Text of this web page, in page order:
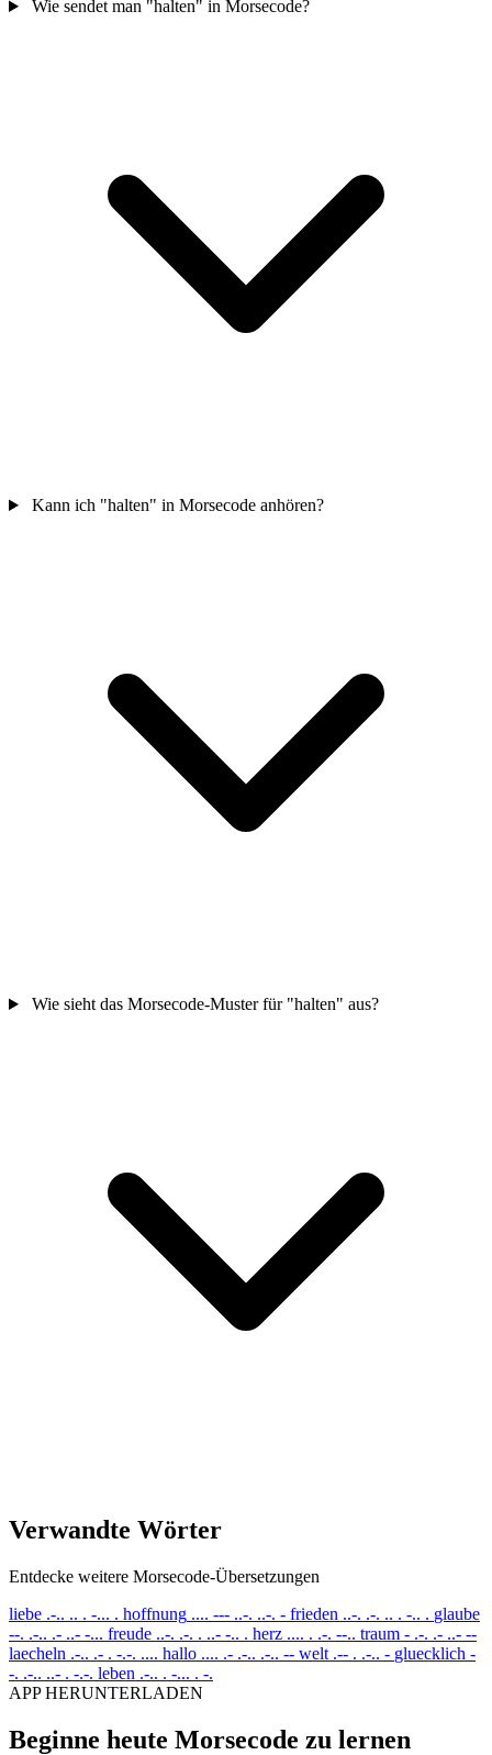
Wie sendet man "halten" in Morsecode?
Kann ich "halten" in Morsecode anhören?
Wie sieht das Morsecode-Muster für "halten" aus?
Verwandte Wörter
Entdecke weitere Morsecode-Übersetzungen
liebe .-.. .. . -... . hoffnung .... --- ..-. ..-. - frieden ..-. .-. .. . -.. . glaube
--. .-.. .- ..- -... freude ..-. .-. . ..- -.. . herz .... . .-. --.. traum - .-. .- ..- --
laecheln .-.. .- . -.-. .... hallo .... .- .-.. .-.. -- welt .-- . .-.. - gluecklich -
-. .-.. ..- . -.-. leben .-.. . -... . -.
APP HERUNTERLADEN
Beginne heute Morsecode zu lernen